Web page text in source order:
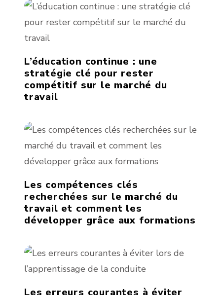
L’éducation continue : une
stratégie clé pour rester
compétitif sur le marché du
travail
Les compétences clés
recherchées sur le marché du
travail et comment les
développer grâce aux formations
Les erreurs courantes à éviter